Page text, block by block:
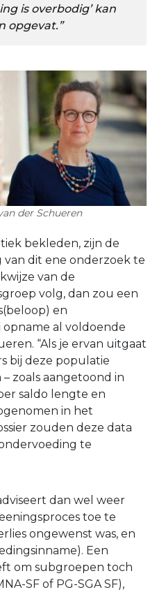
is overbodig’ kan
opgevat.”
der Schueren
bekleden, zijn de
van dit ene onderzoek te
van de
volg, dan zou een
en
al voldoende
“Als je ervan uitgaat
bij deze populatie
zoals aangetoond in
saldo lengte en
in het
zouden deze data
te
dan wel weer
toe te
ongewenst was, en
Een
om subgroepen toch
SF of PG-SGA SF),